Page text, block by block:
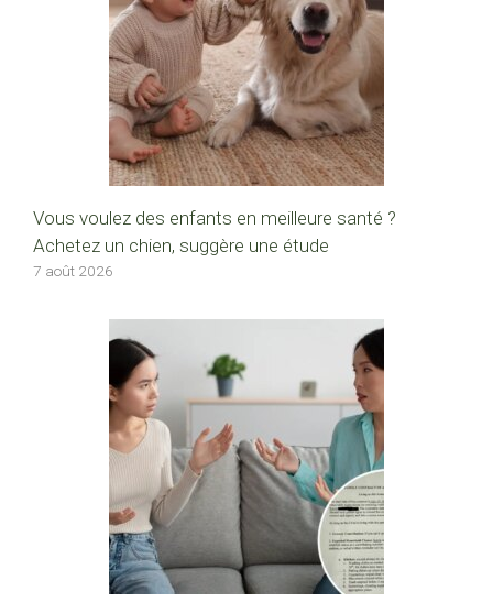
Vous voulez des enfants en meilleure santé ?
Achetez un chien, suggère une étude
7 août 2026